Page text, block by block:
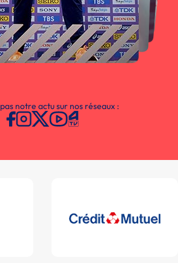
notre actu sur nos réseaux :